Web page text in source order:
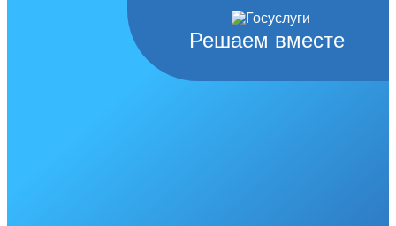
Решаем вместе